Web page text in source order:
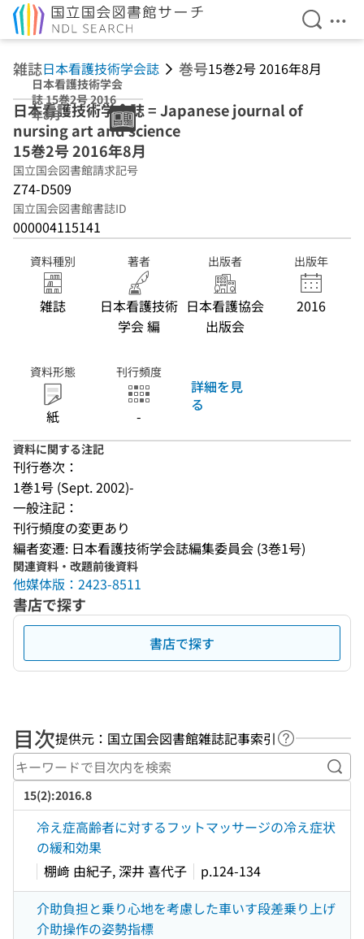
検索を
メ
雑誌日本看護技術学会誌 巻号15巻2号 2016年8月
日本看護技術学会
誌 15巻2号 2016
年8月
日本看護技術学会誌 = Japanese journal of
nursing art and science
15巻2号 2016年8月
国立国会図書館請求記号
Z74-D509
国立国会図書館書誌ID
000004115141
資料種別
雑誌
著者
日本看護技術
学会 編
出版者
日本看護協会
出版会
出版年
2016
資料形態
紙
刊行頻度
-
詳細を見
る
資料に関する注記
刊行巻次：
1巻1号 (Sept. 2002)-
一般注記：
刊行頻度の変更あり
編者変遷: 日本看護技術学会誌編集委員会 (3巻1号)
関連資料・改題前後資料
他媒体版：2423-8511
書店で探す
書店で探す
目次提供元：国立国会図書館雑誌記事索引 ヘルプペー
キ
15(2):2016.8
冷え症高齢者に対するフットマッサージの冷え症状
の緩和効果
棚﨑 由紀子, 深井 喜代子
p.124-134
介助負担と乗り心地を考慮した車いす段差乗り上げ
介助操作の姿勢指標